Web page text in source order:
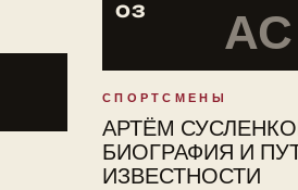
03 АС
СПОРТСМЕНЫ
АРТЁМ
БИОГРАФИЯ И
ИЗВЕСТНОСТИ